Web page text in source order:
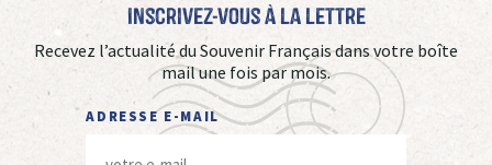
Inscrivez-vous à La Lettre
Recevez l’actualité du Souvenir Français dans votre boîte
mail une fois par mois.
ADRESSE E-MAIL